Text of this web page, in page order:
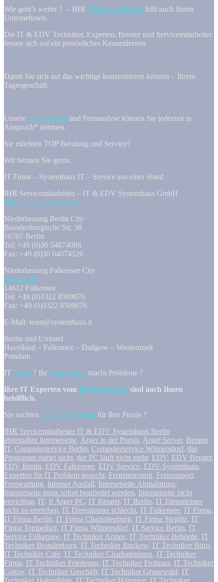
Wie geht’s weiter ? – IHR Servicemitarbeiter hilft auch Ihrem
Unternehmen.
Die IT & EDV Techniker, Experten, Berater und Servicemitarbeiter
freuen sich auf ein persönliches Kennenlernen.
Damit Sie sich auf das wichtige konzentrieren können – Ihrem
Tagesgeschäft.
Unsere Fernwartung und Fernanalyse können Sie jederzeit in
Anspruch* nehmen.
Sie möchten TOP Beratung und Service?
Wir beraten Sie gerne.
IT Firma – Systemhaus IT – Service aus einer Hand
IHR Servicemitarbeiter – IT & EDV Systemhaus GmbH
https://www.systemhaus.it
Niederlassung Berlin City
Brandenburgische Str. 38
10707 Berlin
Tel: +49 (0)30 54874086
Fax: +49 (0)30 64074526
Niederlassung Falkensee City
Poststr. 26
14612 Falkensee
Tel: +49 (0)3322 8509070
Fax: +49 (0)3322 8509076
E-Mail: team@systemhaus.it
Berlin und Umland
Havelland – Falkensee – Dallgow – Wustermark
Potsdam
IT Ärger ? Ihr Arbeitsplatz macht Probleme ?
Ihre IT Experten vom IT-Systemhaus sind auch Ihnen
behilflich.
Sie suchten Online Marketing für Ihre Praxis ?
IHR Servicemitarbeiter IT & EDV Systemhaus Berlin
abgemahnt Internetseite, Ärger in der Praxis, Ärger Server, Berater
IT, Computerservice Berlin, Computerservice Wilmersdorf, das
Programm startet nicht, der PC läuft nicht mehr, EDV, EDV Berater,
EDV Berlin, EDV Falkensee, EDV Service, EDV-Systemhaus,
Experten für IT Problem gesucht, Fernsteuerung, Fernsupport,
Fernwartung, Internet Ausfall, Internetseite Abmahnung,
Internetseite muss sofort bearbeitet werden, Internetseite nicht
erreichbar, IT, It Ärger PC, IT Berater, IT Berlin, IT Dienstleister
nicht zu erreichen, IT Dienstleister schlecht, IT Falkensee, IT Firma,
IT Firma Berlin, IT Firma Charlottenburg, IT Firma Steglitz, IT
Firma Tempelhof, IT Firma Wilmersdorf, IT Service Berlin, IT
Service Falkensee, IT Techniker Armee, IT Techniker Behörde, IT
Techniker Brandenburg, IT Techniker Buckow, IT Techniker Büro,
IT Techniker Cafe, IT Techniker Charlottenburg, IT Techniker
Firma, IT Techniker Friedenau, IT Techniker Frohnau, IT Techniker
Gatow, IT Techniker Geschäft, IT Techniker Grunewald, IT
Techniker Hakenfelde IT Techniker Halensee IT Techniker